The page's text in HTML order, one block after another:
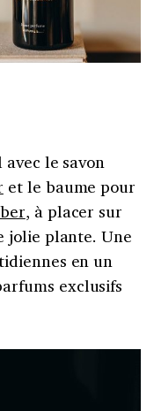
le savon
et le baume pour
, à placer sur
jolie plante. Une
en un
exclusifs